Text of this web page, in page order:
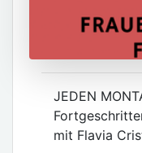
JEDEN
mit Flavia